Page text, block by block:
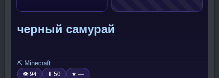
черный самурай
⛏️ Minecraft
👁 94 ⬇ 50 ★ —